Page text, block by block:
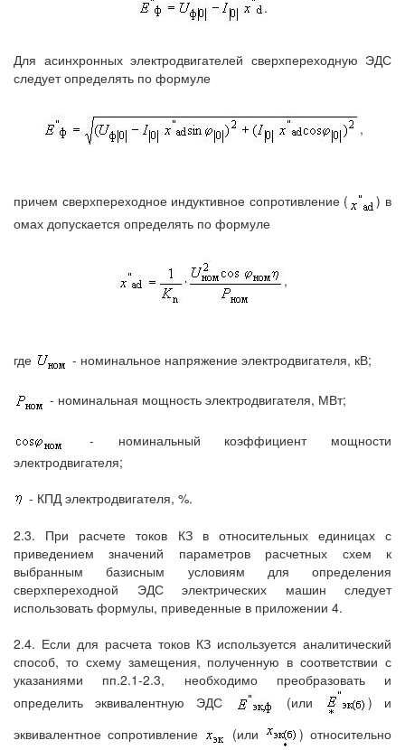
.
Для асинхронных электродвигателей сверхпереходную ЭДС
следует определять по формуле
,
причем сверхпереходное индуктивное сопротивление (
) в
омах допускается определять по формуле
,
где - номинальное напряжение электродвигателя, кВ;
- номинальная мощность электродвигателя, МВт;
- номинальный коэффициент мощности
электродвигателя;
- КПД электродвигателя, %.
2.3. При расчете токов КЗ в относительных единицах с
приведением значений параметров расчетных схем к
выбранным базисным условиям для определения
сверхпереходной ЭДС электрических машин следует
использовать формулы, приведенные в приложении 4.
2.4. Если для расчета токов КЗ используется аналитический
способ, то схему замещения, полученную в соответствии с
указаниями пп.2.1-2.3, необходимо преобразовать и
определить эквивалентную ЭДС
(или
) и
эквивалентное сопротивление
(или
) относительно